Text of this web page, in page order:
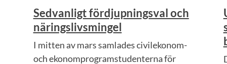
Sedvanligt fördjupningsval och
näringslivsmingel
I mitten av mars samlades civilekonom-
och ekonomprogramstudenterna för